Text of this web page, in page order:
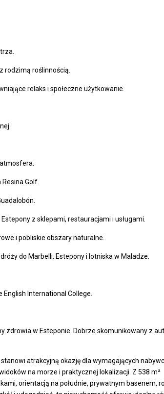
rodzimą roślinnością.
relaks i społeczne użytkowanie.
Golf.
z sklepami, restauracjami i usługami.
i pobliskie obszary naturalne.
do Marbelli, Estepony i lotniska w Maladze.
English International College.
zdrowia w Esteponie. Dobrze skomunikowany z
atrakcyjną okazję dla wymagających
na morze i praktycznej lokalizacji. Z 538 m²
orientacją na południe, prywatnym basenem,